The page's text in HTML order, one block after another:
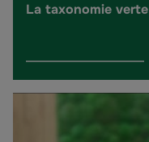
La taxonomie verte